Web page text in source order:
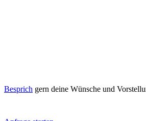
Besprich gern deine Wünsche und